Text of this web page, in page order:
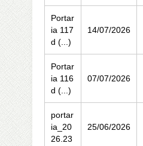
Portar
ia 117
d (...)
14/07/2026
Portar
ia 116
d (...)
07/07/2026
portar
ia_20
26.23
25/06/2026